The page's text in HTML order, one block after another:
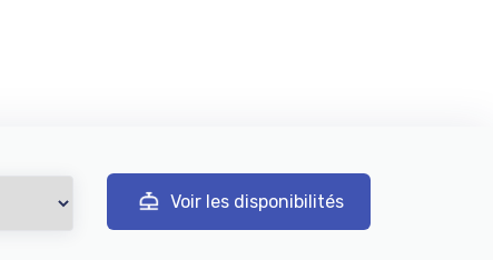
Voir les disponibilités